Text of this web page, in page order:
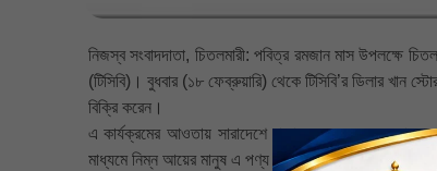
নিজস্ব সংবাদদাতা, চিতলমারী: পবিত্র রমজান মাস উপলক্ষে
(টিসিবি)। বুধবার (১৮ ফেব্রুয়ারি) থেকে টিসিবি’র ডিলার খান
বিক্রি করেন।
এ কার্যক্রমের আওতায় সারাদেশে বাজার দরের চেয়ে কম দামে
মাধ্যমে নিম্ন আয়ের মানুষ এ পণ্য কিনতে পারবেন।